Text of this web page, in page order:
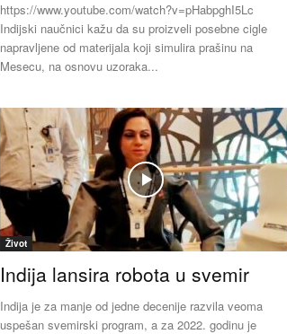
https://www.youtube.com/watch?v=pHabpghI5Lc
Indijski naučnici kažu da su proizveli posebne cigle
napravljene od materijala koji simulira prašinu na
Mesecu, na osnovu uzoraka...
Život
Indija lansira robota u svemir
Indija je za manje od jedne decenije razvila veoma
uspešan svemirski program, a za 2022. godinu je